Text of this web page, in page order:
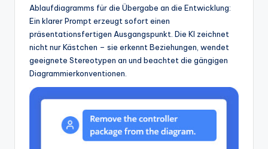
Ablaufdiagramms für die Übergabe an die Entwicklung:
Ein klarer Prompt erzeugt sofort einen
präsentationsfertigen Ausgangspunkt. Die KI zeichnet
nicht nur Kästchen – sie erkennt Beziehungen, wendet
geeignete Stereotypen an und beachtet die gängigen
Diagrammierkonventionen.